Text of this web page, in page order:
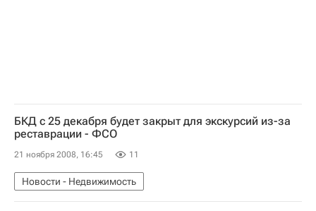
БКД с 25 декабря будет закрыт для экскурсий из-за
реставрации - ФСО
21 ноября 2008, 16:45 11
Новости - Недвижимость